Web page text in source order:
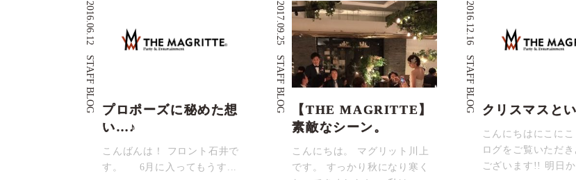
2016.06.12
STAFF BLOG
プロポーズに秘めた想
い…♪
こんばんは！ フロント石井で
す。 6月に入ってもうす...
2017.09.25
STAFF BLOG
【THE MAGRITTE】
素敵なシーン。
こんにちは。 マグリット川上
です。 すっかり秋になり寒く
2016.12.16
STAFF BLOG クリスマスと
こんにちはにこに
ログをご覧いただき
ございます!! 明日